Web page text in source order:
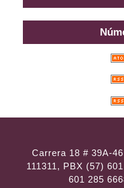
Carrera 18 # 39A-
111311, PBX (57)
601 285